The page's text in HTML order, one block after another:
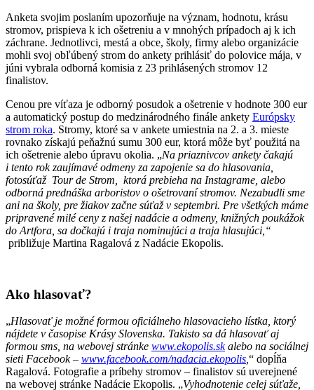
Anketa svojim poslaním upozorňuje na význam, hodnotu, krásu
stromov, prispieva k ich ošetreniu a v mnohých prípadoch aj k ich
záchrane. Jednotlivci, mestá a obce, školy, firmy alebo organizácie
mohli svoj obľúbený strom do ankety prihlásiť do polovice mája, v
júni vybrala odborná komisia z 23 prihlásených stromov 12
finalistov.
Cenou pre víťaza je odborný posudok a ošetrenie v hodnote 300 eur
a automatický postup do medzinárodného finále ankety Európsky
strom roka. Stromy, ktoré sa v ankete umiestnia na 2. a 3. mieste
rovnako získajú peňažnú sumu 300 eur, ktorá môže byť použitá na
ich ošetrenie alebo úpravu okolia. „Na priaznivcov ankety čakajú
i tento rok zaujímavé odmeny za zapojenie sa do hlasovania
fotosúťaž Tour de Strom, ktorá prebieha na Instagrame, alebo
odborná prednáška arboristov o ošetrovaní stromov. Nezabudli sme
ani na školy, pre žiakov začne súťaž v septembri. Pre všetkých máme
pripravené milé ceny z našej nadácie a odmeny, knižných poukážok
do Artfora, sa dočkajú i traja nominujúci a traja hlasujúci, “
približuje Martina Ragalová z Nadácie Ekopolis.
Ako hlasovať?
„Hlasovať je možné formou oficiálneho hlasovacieho lístka, ktorý
nájdete v časopise Krásy Slovenska. Takisto sa dá hlasovať aj
formou sms, na webovej stránke www.ekopolis.skalebo na sociálnej
sieti Facebook – www.facebook.com/nadacia.ekopolis “ dopĺňa
Ragalová. Fotografie a príbehy stromov – finalistov sú uverejnené
na webovej stránke Nadácie Ekopolis. „Vyhodnotenie celej súťaže,